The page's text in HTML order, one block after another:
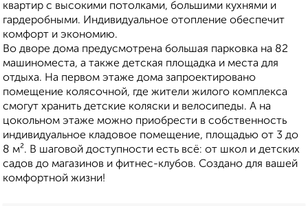
квартир с высокими потолками, большими кухнями и
гардеробными. Индивидуальное отопление обеспечит
комфорт и экономию.
Во дворе дома предусмотрена большая парковка на 82
машиноместа, а также детская площадка и места для
отдыха. На первом этаже дома запроектировано
помещение колясочной, где жители жилого комплекса
смогут хранить детские коляски и велосипеды. А на
цокольном этаже можно приобрести в собственность
индивидуальное кладовое помещение, площадью от 3 до
8 м². В шаговой доступности есть всё: от школ и детских
садов до магазинов и фитнес-клубов. Создано для вашей
комфортной жизни!